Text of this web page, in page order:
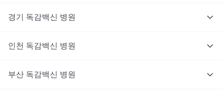
경기 독감백신 병원
인천 독감백신 병원
부산 독감백신 병원